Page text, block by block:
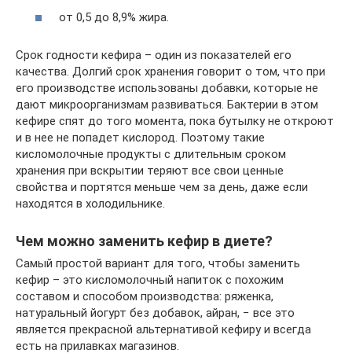
от 0,5 до 8,9% жира.
Срок годности кефира – один из показателей его
качества. Долгий срок хранения говорит о том, что при
его производстве использованы добавки, которые не
дают микроорганизмам развиваться. Бактерии в этом
кефире спят до того момента, пока бутылку не откроют
и в нее не попадет кислород. Поэтому такие
кисломолочные продукты с длительным сроком
хранения при вскрытии теряют все свои ценные
свойства и портятся меньше чем за день, даже если
находятся в холодильнике.
Чем можно заменить кефир в диете?
Самый простой вариант для того, чтобы заменить
кефир – это кисломолочный напиток с похожим
составом и способом производства: ряженка,
натуральный йогурт без добавок, айран, − все это
является прекрасной альтернативой кефиру и всегда
есть на прилавках магазинов.